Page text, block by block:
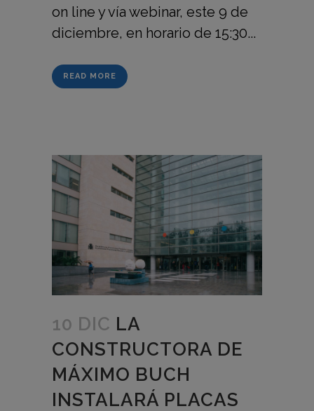
on line y vía webinar, este 9 de
diciembre, en horario de 15:30...
READ MORE
10 DIC LA
CONSTRUCTORA DE
MÁXIMO BUCH
INSTALARÁ PLACAS